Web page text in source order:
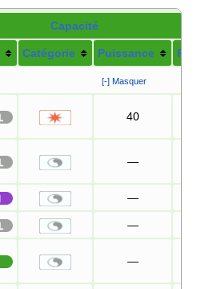
Capacité
Catégorie Puissance
[-] Masquer
40
—
—
—
—